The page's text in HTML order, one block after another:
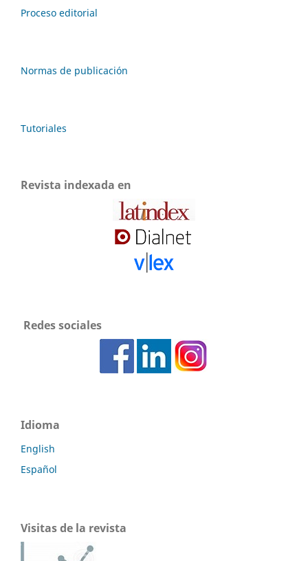
Proceso editorial
Normas de publicación
Tutoriales
Revista indexada en
Redes sociales
Idioma
English
Español
Visitas de la revista